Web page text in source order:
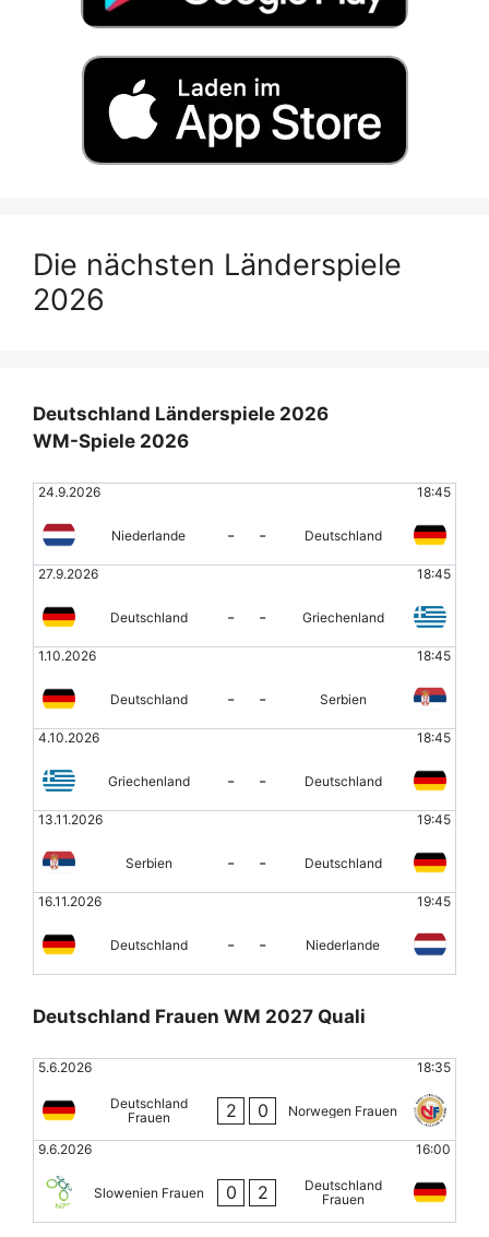
Die nächsten Länderspiele
2026
Deutschland Länderspiele 2026
WM-Spiele 2026
24.9.2026 18:45
Niederlande - - Deutschland
27.9.2026 18:45
Deutschland - - Griechenland
1.10.2026 18:45
Deutschland - - Serbien
4.10.2026 18:45
Griechenland - - Deutschland
13.11.2026 19:45
Serbien - - Deutschland
16.11.2026 19:45
Deutschland - - Niederlande
Deutschland Frauen WM 2027 Quali
5.6.2026 18:35
Deutschland
Frauen
2 0 Norwegen Frauen
9.6.2026 16:00
Slowenien Frauen 0 2
Deutschland
Frauen